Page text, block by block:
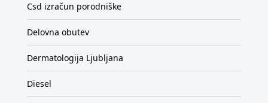
Csd izračun porodniške
Delovna obutev
Dermatologija Ljubljana
Diesel